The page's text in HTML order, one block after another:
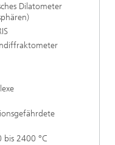
Dilatometer
bis 2400 °C